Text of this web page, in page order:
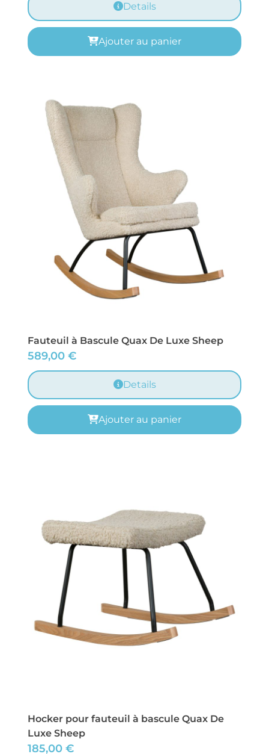
Details
Ajouter au panier
Fauteuil à Bascule Quax De Luxe Sheep
589,00 €
Details
Ajouter au panier
Hocker pour fauteuil à bascule Quax De
Luxe Sheep
185,00 €